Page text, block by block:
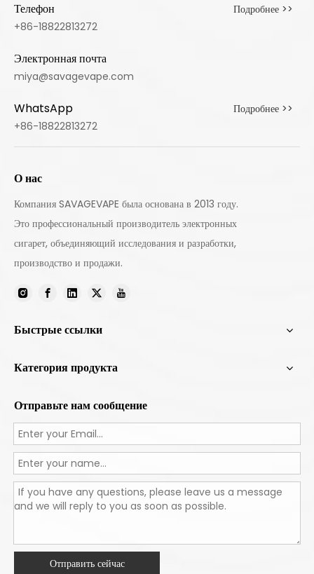
Телефон
Подробнее >>
+86-18822813272
Электронная почта
miya@savagevape.com
WhatsApp
Подробнее >>
+86-18822813272
О нас
Компания SAVAGEVAPE была основана в 2013 году.
Это профессиональный производитель электронных
сигарет, объединяющий исследования и разработки,
производство и продажи.
Быстрые ссылки
Категория продукта
Отправьте нам сообщение
Отправить сейчас